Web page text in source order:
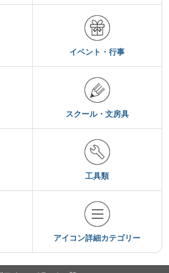
イベント・行事
スクール・文房具
工具類
アイコン詳細カテゴリー